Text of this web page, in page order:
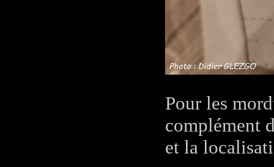
Pour les
complément
et la